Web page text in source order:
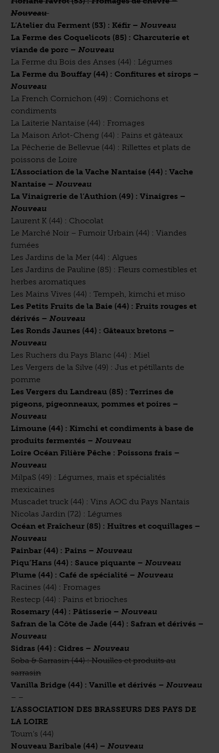
Nouveau
L’Atelier du Ferment (53) : Kéfir –Nouveau
La Ferme des Coquelicots (85) : Charcuterie et
viande de porc –Nouveau
La Ferme du Bois des Anses (44) : Légumes
La Ferme du Bouffay (44) : Confitures et sirops –
Nouveau
La French Cornichon (49) : Cornichons et
condiments
La Laiterie Nantaise (44) : Fromages
La Maison Arlot-Cheng (44) : Pains et gâteaux
La Pêcherie de Bellevue (44) : Rillettes et plats de
poissons de Loire
L’Association de la Vache Nantaise (44) : Vache
Nantaise –Nouveau
La Vinaigrerie de l’Authion (49) : Vinaigres –
Nouveau
Laurent K (44) : Chocolat
Le Marché Noir – Fumoir Urbain (44) : Viandes
fumées
Les Jardins de la Mer (44) : Algues
Les Jardins de Pauline (85) : Fleurs comestibles et
herbes aromatiques
Les Mains Vives (44) : Tempeh, kimchi et miso
Les Petits Fruits de la Baie (44) : Fruits rouges et
dérivés –Nouveau
Les Ronds Jaunes (44) : Gâteaux bretons –
Nouveau
Les Ruchers du Pays Blanc (44) : Miel
Les Vergers de la Silve (49) : Jus et pétillants de
pomme
Les Vergers du Landreau (85) : Terrines de
pigeons, pigeonneaux, pommes et poires –
Nouveau
Limoune (44) : Kimchi et condiments à base de
produits fermentés –Nouveau
Loire Océan Filière Pêche : Poissons frais –
Nouveau
MilpaS (49) : Légumes, maïs et spécialités
mexicaines
Muscadet truck (44) : Vins AOC du Pays Nantais
Nicolas Jardin (72) : Légumes
Océan et Fraîcheur (85) : Huîtres et coquillages –
Nouveau
Painbar (44) : Pains –Nouveau
Piqu’Hans (44) : Sauce piquante –Nouveau
Plume (44) : Café de spécialité –Nouveau
Racines (44) : Fromages
Restecp (44) : Pains et brioches
Rosemary (44) : Pâtisserie –Nouveau
Safran de la Côte de Jade (44) : Safran et dérivés –
Nouveau
Sidras (44) : Cidres –Nouveau
Soba & Sarrasin (44) : Nouilles et produits au
sarrasin
Vanilla Bridge (44) : Vanille et dérivés –Nouveau
– –
L’ASSOCIATION DES BRASSEURS DES PAYS DE
LA LOIRE
Toum’s (44)
Nouveau Baribale (44) –Nouveau